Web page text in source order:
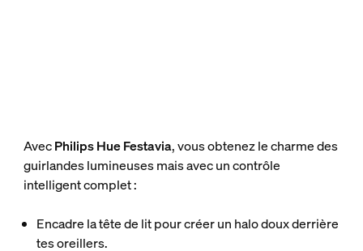
AvecPhilips Hue Festavia, vous obtenez le charme des
guirlandes lumineuses mais avec un contrôle
intelligent complet :
Encadre la tête de litpour créer un halo doux derrière
tes oreillers.